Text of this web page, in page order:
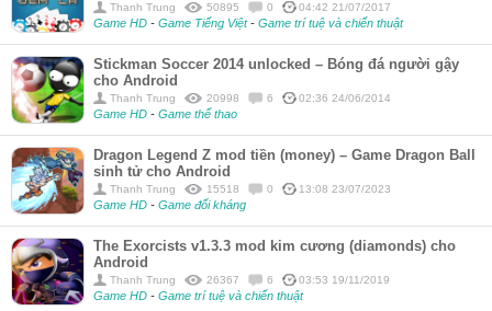
Thanh Trung 50895 0 04:42 21/07/2017
Game HD - Game Tiếng Việt- Game trí tuệ và chiến thuật
Stickman Soccer 2014 unlocked – Bóng đá người gậy
cho Android
Thanh Trung 20998 6 02:36 24/06/2014
Game HD - Game thể thao
Dragon Legend Z mod tiền (money) – Game Dragon Ball
sinh tử cho Android
Thanh Trung 15518 0 13:08 23/07/2023
Game HD - Game đối kháng
The Exorcists v1.3.3 mod kim cương (diamonds) cho
Android
Thanh Trung 26367 6 03:53 19/11/2019
Game HD - Game trí tuệ và chiến thuật